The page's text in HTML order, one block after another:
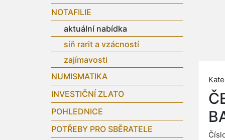
NOTAFILIE
aktuální nabídka
síň rarit a vzácností
zajímavosti
NUMISMATIKA
INVESTIČNÍ ZLATO
POHLEDNICE
POTŘEBY PRO SBĚRATELE